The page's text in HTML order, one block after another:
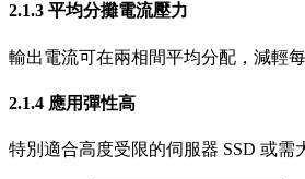
2.1.3 平均分攤電流壓力
輸出電流可在兩相間平均分配，減輕
2.1.4 應用彈性高
特別適合高度受限的伺服器 SSD 或需